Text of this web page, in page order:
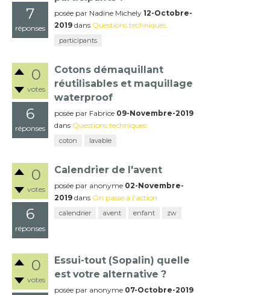
7
réponses
posée par Nadine Michely 12-Octobre-
2019 dans Questions techniques
participants
0
votes
6
réponses
Cotons démaquillant
réutilisables et maquillage
waterproof
posée par Fabrice 09-Novembre-2019
dans Questions techniques
coton lavable
0
votes
6
réponses
Calendrier de l'avent
posée par anonyme 02-Novembre-
2019 dans On passe à l'action
calendrier avent enfant zw
0
votes
Essui-tout (Sopalin) quelle
est votre alternative ?
posée par anonyme 07-Octobre-2019